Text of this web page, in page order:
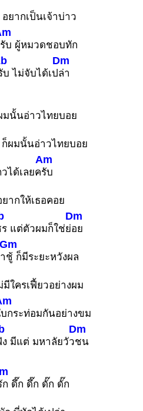
ยากเป็นเจ้าบ่าว
รับ ผู้หมวดชอบทัก
บ ไม่จับได้เป
Dm
ล่า
มนั้นอ่าวไทยบอย
ก็ผมนั้นอ่าวไทยบอย
วได้เลยค
Am
รับ
ยากให้เธอคอย
แต่ตัวผมก็ใช่ย่
Dm
อย
Gm
ชู้ ก็มีระยะหวังผล
ใครเฟี้ยวอย่างผม
บกระท่อมกันอย่างขม
ง มีแต่ มหาลัยวัว
Dm
ชน
ก ดึ๊ก ดึ๊ก ดั๊ก ดั๊ก